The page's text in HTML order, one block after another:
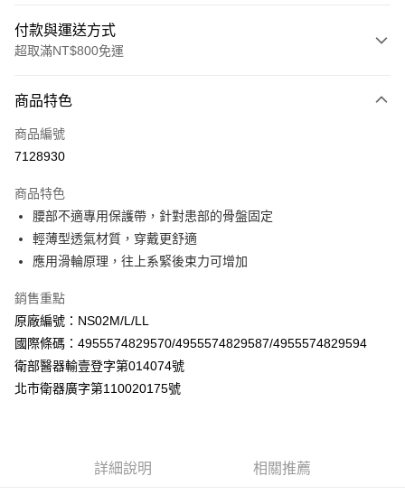
付款與運送方式
超取滿NT$800免運
信用卡一次付款
超商取貨付款
運送方式
全家取貨付款
每筆NT$60，滿NT$800(含以上)免運費
宅配
每筆NT$100，滿NT$800(含以上)免運費
商品特色
商品編號
7128930
商品特色
腰部不適專用保護帶，針對患部的骨盤固定
輕薄型透氣材質，穿戴更舒適
應用滑輪原理，往上系緊後束力可增加
銷售重點
原廠編號：NS02M/L/LL
國際條碼：4955574829570/4955574829587/4955574829594
衛部醫器輸壹登字第014074號
北市衛器廣字第110020175號
詳細說明 相關推薦